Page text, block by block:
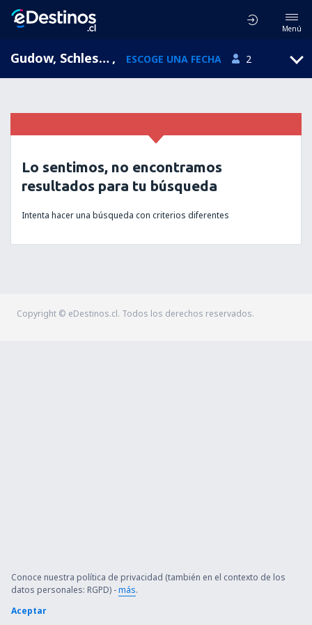
Menú
Gudow, Schleswig-Holstein, Alemania , ESCOGE UNA FECHA 2
Lo sentimos, no encontramos
resultados para tu búsqueda
Intenta hacer una búsqueda con criterios diferentes
Copyright © eDestinos.cl. Todos los derechos reservados.
Conoce nuestra política de privacidad (también en el contexto de los
datos personales: RGPD) -más.
Aceptar